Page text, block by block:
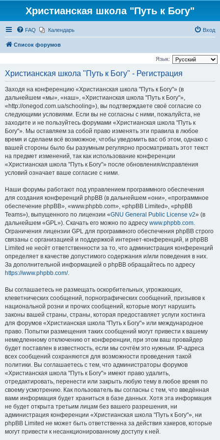
Христианская школа "Путь к Богу"
FAQ Календарь Вход
Список форумов
Язык:
Христианская школа "Путь к Богу" - Регистрация
Заходя на конференцию «Христианская школа "Путь к Богу"» (в
дальнейшем «мы», «наш», «Христианская школа "Путь к Богу"»,
«http://onegod.com.ua/schooling»), вы подтверждаете своё согласие со
следующими условиями. Если вы не согласны с ними, пожалуйста, не
заходите и не пользуйтесь форумами «Христианская школа "Путь к
Богу"». Мы оставляем за собой право изменять эти правила в любое
время и сделаем всё возможное, чтобы уведомить вас об этом, однако с
вашей стороны было бы разумным регулярно просматривать этот текст
на предмет изменений, так как использование конференции
«Христианская школа "Путь к Богу"» после обновления/исправления
условий означает ваше согласие с ними.
Наши форумы работают под управлением программного обеспечения
для создания конференций phpBB (в дальнейшем «они», «программное
обеспечение phpBB», «www.phpbb.com», «phpBB Limited», «phpBB
Teams»), выпущенного по лицензии «GNU General Public License v2» (в
дальнейшем «GPL»). Скачать его можно по адресу www.phpbb.com.
Ограничения лицензии GPL для программного обеспечения phpBB строго
связаны с организацией и поддержкой интернет-конференций, и phpBB
Limited не несёт ответственности за то, что администрация конференций
определяет в качестве допустимого содержания и/или поведения в них.
За дополнительной информацией о phpBB обращайтесь по адресу
https://www.phpbb.com/.
Вы соглашаетесь не размещать оскорбительных, угрожающих,
клеветнических сообщений, порнографических сообщений, призывов к
национальной розни и прочих сообщений, которые могут нарушить
законы вашей страны, страны, которая предоставляет услуги хостинга
для форумов «Христианская школа "Путь к Богу"» или международное
право. Попытки размещения таких сообщений могут привести к вашему
немедленному отключению от конференции, при этом ваш провайдер
будет поставлен в известность, если мы сочтём это нужным. IP-адреса
всех сообщений сохраняются для возможности проведения такой
политики. Вы соглашаетесь с тем, что администраторы форумов
«Христианская школа "Путь к Богу"» имеют право удалить,
отредактировать, перенести или закрыть любую тему в любое время по
своему усмотрению. Как пользователь вы согласны с тем, что введённая
вами информация будет храниться в базе данных. Хотя эта информация
не будет открыта третьим лицам без вашего разрешения, ни
администрация конференции «Христианская школа "Путь к Богу"», ни
phpBB Limited не может быть ответственна за действия хакеров, которые
могут привести к несанкционированному доступу к ней.